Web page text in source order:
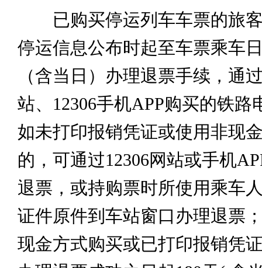
已购买停运列车车票的旅客
停运信息公布时起至车票乘车
（含当日）办理退票手续，通
站、12306手机APP购买的铁路
如未打印报销凭证或使用非现
的，可通过12306网站或手机
退票，或持购票时所使用乘车
证件原件到车站窗口办理退票
现金方式购买或已打印报销凭